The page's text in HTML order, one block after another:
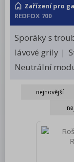
RM LOTUS
RM LOTUS
Roboty,
Pizza
Šokery
Mycí
Zařízení pro
REDFOX 700
Sporáky s
lávové grily
Neutrální
nejnovější